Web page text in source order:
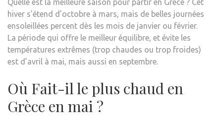
Quelle est la meilleure saison pour partir en Grèce ? Cet
hiver s’étend d’octobre à mars, mais de belles journées
ensoleillées percent dès les mois de janvier ou février.
La période qui offre le meilleur équilibre, et évite les
températures extrêmes (trop chaudes ou trop froides)
est d’avril à mai, mais aussi en septembre.
Où Fait-il le plus chaud en
Grèce en mai ?